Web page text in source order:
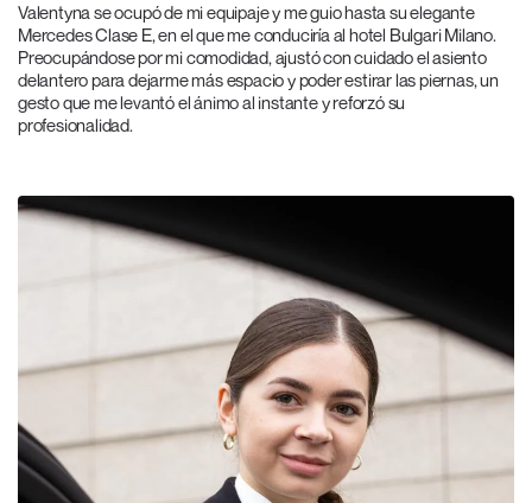
Valentyna se ocupó de mi equipaje y me guio hasta su elegante
Mercedes Clase E, en el que me conduciría al hotel Bulgari Milano.
Preocupándose por mi comodidad, ajustó con cuidado el asiento
delantero para dejarme más espacio y poder estirar las piernas, un
gesto que me levantó el ánimo al instante y reforzó su
profesionalidad.